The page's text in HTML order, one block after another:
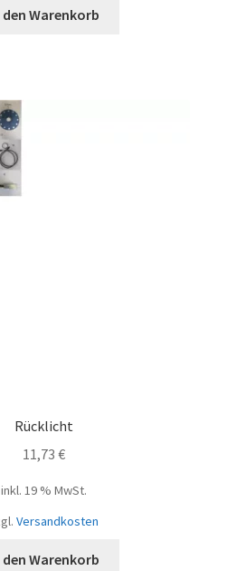
den Warenkorb
Rücklicht
11,73 €
inkl. 19 % MwSt.
Versandkosten
den Warenkorb